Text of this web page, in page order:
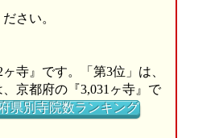
ださい。
寺』です。「第3位」は、
京都府の『3,031ヶ寺』で
県別寺院数ランキング